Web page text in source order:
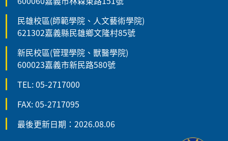
民雄校區(師範學院、人文藝術學院)
621302嘉義縣民雄鄉文隆村85號
新民校區(管理學院、獸醫學院)
600023嘉義市新民路580號
TEL: 05-2717000
FAX: 05-2717095
最後更新日期：2026.08.06